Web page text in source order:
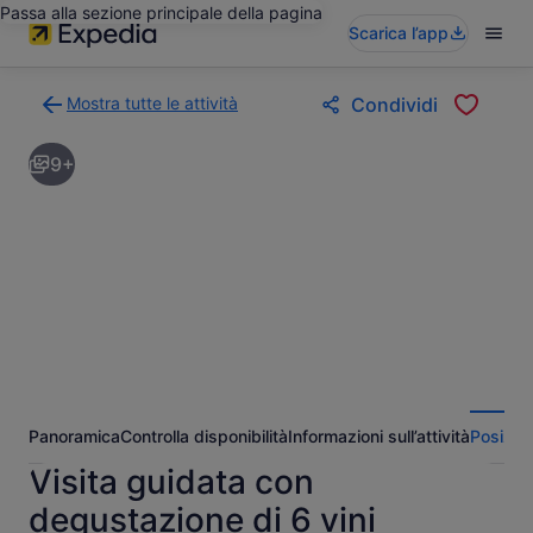
Passa alla sezione principale della pagina
Scarica l’app
Mostra tutte le attività
alla
pagina
dei
Condividi
9+
PanoramicaControlla disponibilitàInformazioni sull’attività
Visita guidata con
degustazione di 6 vini